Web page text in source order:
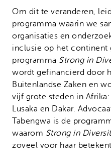
Om dit te veranderen,
programma waarin we
organisaties en
inclusie op het continent
programma Strong in
wordt gefinancierd door
Buitenlandse Zaken en
vijf grote steden in
Lusaka en Dakar.
Tabengwa is de
waarom Strong in
zoveel voor haar